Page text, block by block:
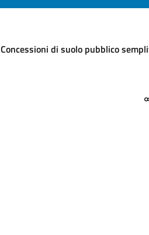
Concessioni di suolo pubblico